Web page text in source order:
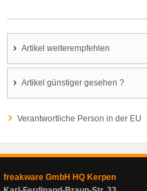
Artikel weiterempfehlen
Artikel günstiger gesehen ?
Verantwortliche Person in der EU
freakware GmbH HQ Kerpen